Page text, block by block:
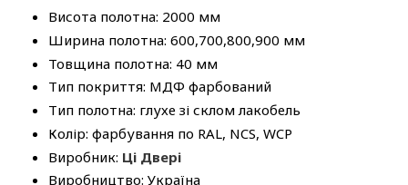
Висота полотна: 2000 мм
Ширина полотна: 600,700,800,900 мм
Товщина полотна: 40 мм
Тип покриття: МДФ фарбований
Тип полотна: глухе зі склом лакобель
Колір: фарбування по RAL, NCS, WCP
Виробник: Ці Двері
Виробництво: Україна